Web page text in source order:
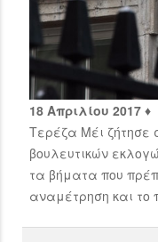
18 Απριλίου 2017 ♦
Τερέζα Μέι
βουλευτικών
τα βήματα που
αναμέτρηση και το